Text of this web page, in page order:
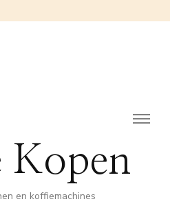
Kopen
en koffiemachines